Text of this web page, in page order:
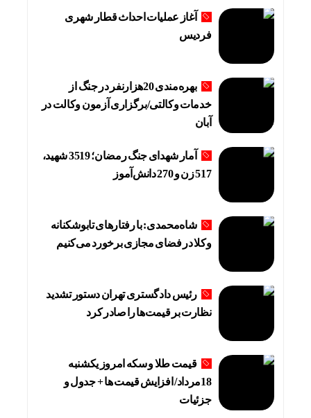
آغاز عملیات احداث قطار شهری
فردیس
بهره‌مندی 20هزارنفر در جنگ از
خدمات وکالتی/برگزاری آزمون وکالت در
آبان
آمار شهدای جنگ رمضان؛ 3519 شهید،
517 زن و 270 دانش‌آموز
شاه‌محمدی: با رفتارهای تابوشکنانه
وکلا در فضای مجازی برخورد می‌کنیم
رئیس دادگستری تهران دستور تشدید
نظارت بر قیمت‌ها را صادر کرد
قیمت طلا و سکه امروز یکشنبه
18مرداد/ افزایش قیمت ها + جدول و
جزئیات